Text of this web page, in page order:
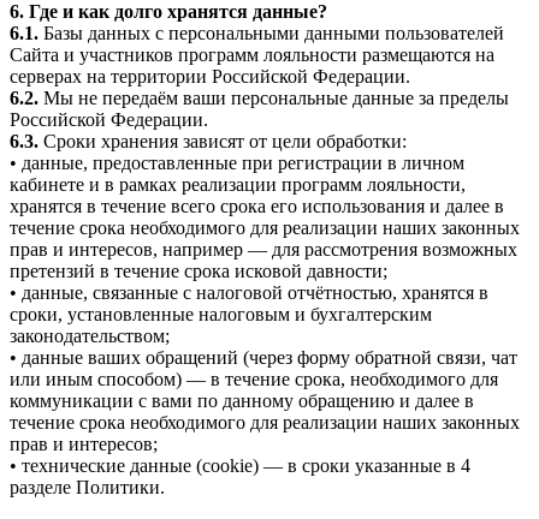
6. Где и как долго хранятся данные?
6.1. Базы данных с персональными данными пользователей
Сайта и участников программ лояльности размещаются на
серверах на территории Российской Федерации.
6.2. Мы не передаём ваши персональные данные за пределы
Российской Федерации.
6.3. Сроки хранения зависят от цели обработки:
• данные, предоставленные при регистрации в личном
кабинете и в рамках реализации программ лояльности,
хранятся в течение всего срока его использования и далее в
течение срока необходимого для реализации наших законных
прав и интересов, например — для рассмотрения возможных
претензий в течение срока исковой давности;
• данные, связанные с налоговой отчётностью, хранятся в
сроки, установленные налоговым и бухгалтерским
законодательством;
• данные ваших обращений (через форму обратной связи, чат
или иным способом) — в течение срока, необходимого для
коммуникации с вами по данному обращению и далее в
течение срока необходимого для реализации наших законных
прав и интересов;
• технические данные (cookie) — в сроки указанные в 4
разделе Политики.